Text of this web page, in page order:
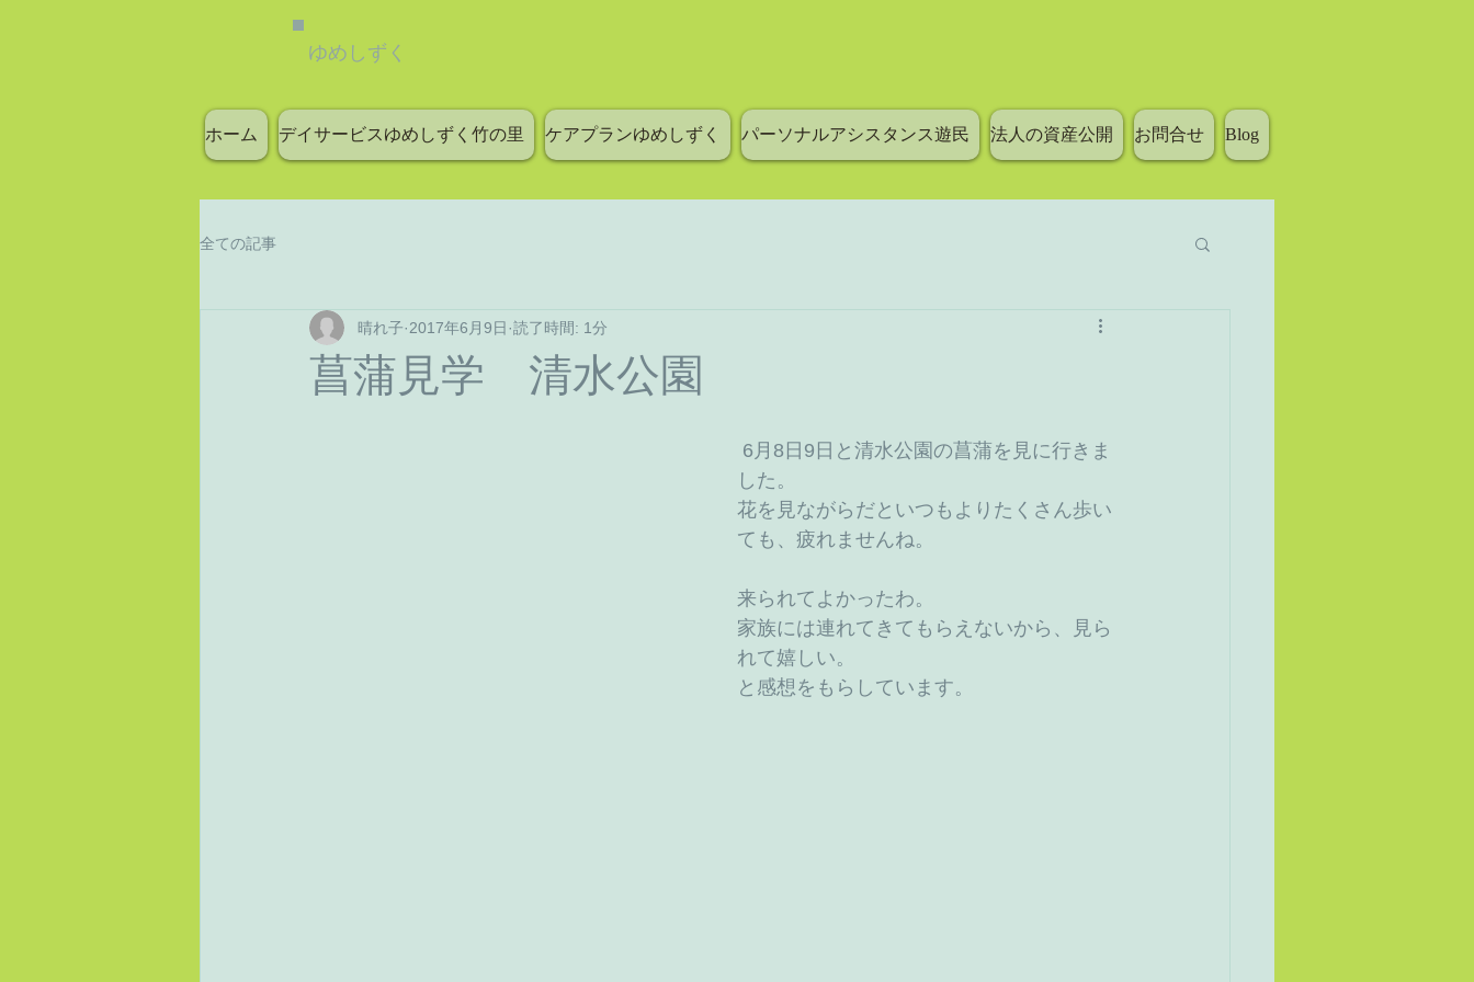
ゆめしずく
ホーム デイサービスゆめしずく竹の里 ケアプランゆめしずく パーソナルアシスタンス遊民 法人の資産公開 お問合せ Blog
全ての記事
菖蒲見学 清水公園
晴れ子 2017年6月9日 読了時間: 1分
した。
花を見ながらだといつもよりたくさん歩い
ても、疲れませんね。
来られてよかったわ。
家族には連れてきてもらえないから、見ら
れて嬉しい。
と感想をもらしています。